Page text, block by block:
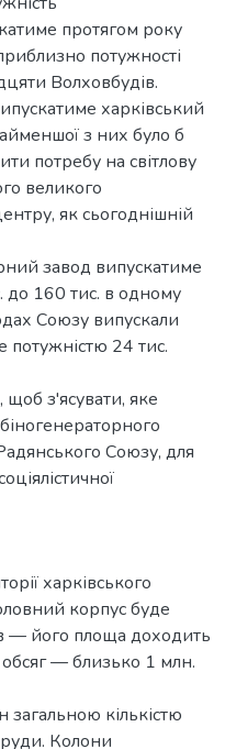
протягом року
потужності
Волховбудів.
харківський
з них було б
потребу на світлову
великого
як сьогоднішній
завод випускатиме
до 160 тис. в одному
Союзу випускали
24 тис.
з'ясувати, яке
Союзу, для
харківського
корпус буде
— його площа доходить
— близько 1 млн.
загальною кількістю
Колони